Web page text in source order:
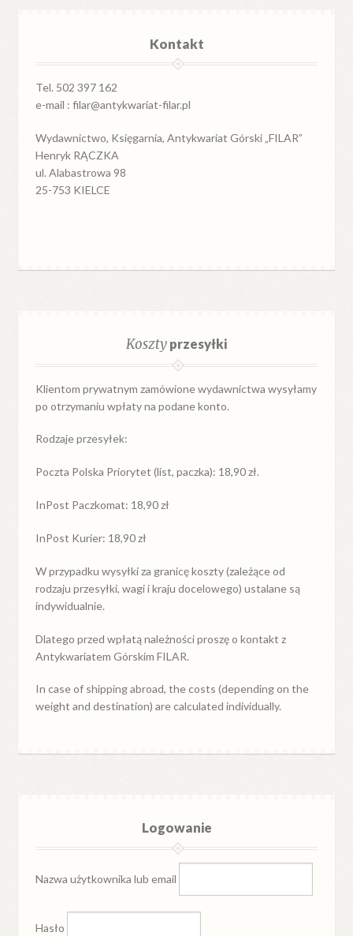
Kontakt
Tel. 502 397 162
e-mail : filar@antykwariat-filar.pl
Wydawnictwo, Księgarnia, Antykwariat Górski „FILAR”
Henryk RĄCZKA
ul. Alabastrowa 98
25-753 KIELCE
Kosztyprzesyłki
Klientom prywatnym zamówione wydawnictwa wysyłamy
po otrzymaniu wpłaty na podane konto.
Rodzaje przesyłek:
Poczta Polska Priorytet (list, paczka): 18,90 zł.
InPost Paczkomat: 18,90 zł
InPost Kurier: 18,90 zł
W przypadkuwysyłkiza granicękoszty (zależące od
rodzaju przesyłki, wagi i kraju docelowego) ustalane są
indywidualnie.
Dlatego przed wpłatą należności proszę o kontakt z
Antykwariatem Górskim FILAR.
In case of shipping abroad, the costs (depending on the
weight and destination) are calculated individually.
Logowanie
Nazwa użytkownika lub email
Hasło